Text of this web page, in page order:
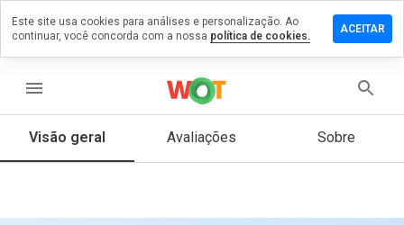
menu
Visão geral Avaliações Sobre
em
De 1
nota
Este site usa cookies para análises e personalização. Ao
continuar, você concorda com a nossa política de cookies.
ACEITAR